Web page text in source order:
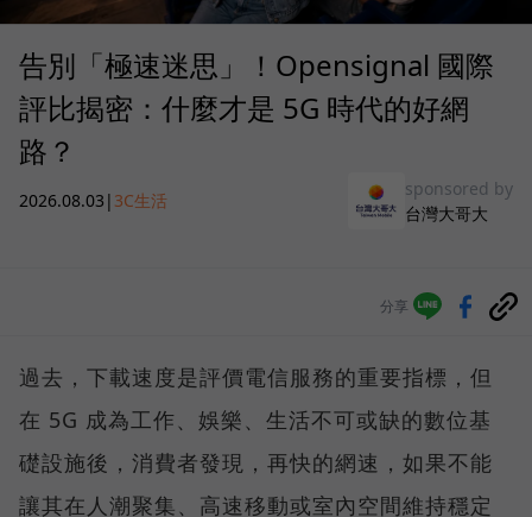
告別「極速迷思」！Opensignal 國際
評比揭密：什麼才是 5G 時代的好網
路？
2026.08.03 | 3C生活
sponsored by
台灣大哥大
分享
過去，下載速度是評價電信服務的重要指標，但
在 5G 成為工作、娛樂、生活不可或缺的數位基
礎設施後，消費者發現，再快的網速，如果不能
讓其在人潮聚集、高速移動或室內空間維持穩定